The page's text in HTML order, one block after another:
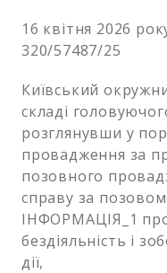
16 квітня 2026
320/57487/25
Київський
складі
розглянувши у
провадження за
позовного
справу за
ІНФОРМАЦІЯ_1
бездіяльність і
дії,